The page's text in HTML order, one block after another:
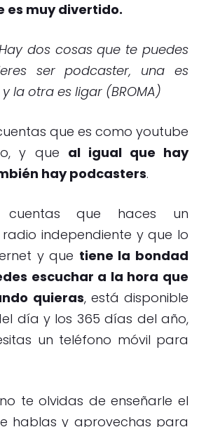
es muy divertido.
Hay dos cosas que te puedes
ser podcaster, una es
la otra es ligar (BROMA)
que es como youtube
y que al igual que hay
hay podcasters.
cuentas que haces un
independiente y que lo
y que tiene la bondad
escuchar a la hora que
quieras, está disponible
día y los 365 días del año,
un teléfono móvil para
te olvidas de enseñarle el
hablas y aprovechas para